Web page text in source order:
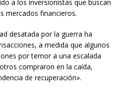
a los inversionistas que buscan
mercados financieros.
desatada por la guerra ha
a medida que algunos
por temor a una escalada
compraron en la caída,
de recuperación».